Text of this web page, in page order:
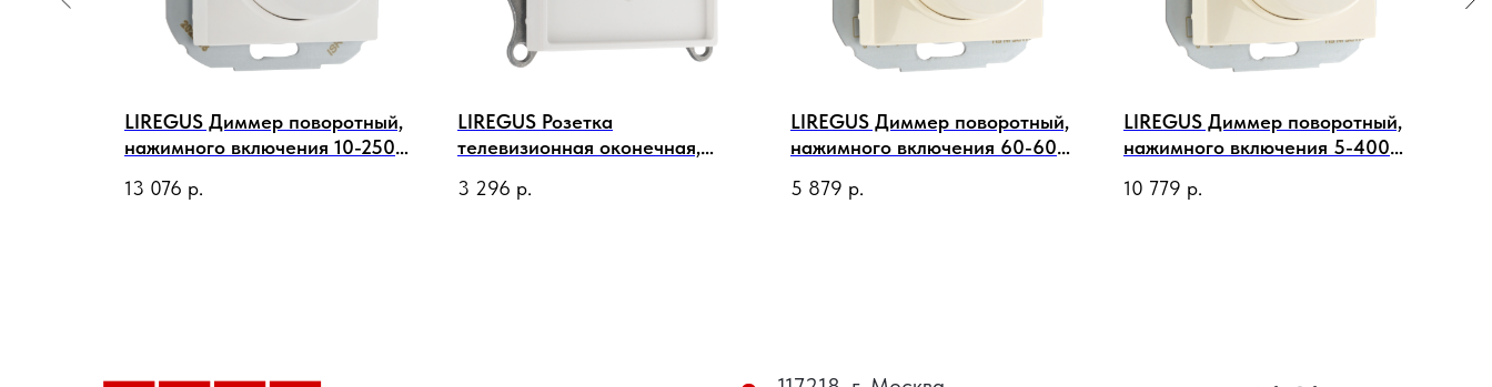
LIREGUS Диммер поворотный,
нажимного включения 10-250
матовый
13 076 р.
LIREGUS Розетка
телевизионная оконечная,
3 296 р.
LIREGUS Диммер поворотный,
нажимного включения 60-600
5 879 р.
LIREGUS Диммер поворотный,
нажимного включения 5-400
слоновая кость
10 779 р.